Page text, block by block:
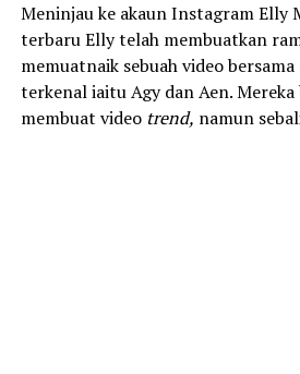
Meninjau ke akaun Instagram Elly
terbaru Elly telah membuatkan
memuatnaik sebuah video
terkenal iaitu Agy dan Aen.
membuat video trend, namun